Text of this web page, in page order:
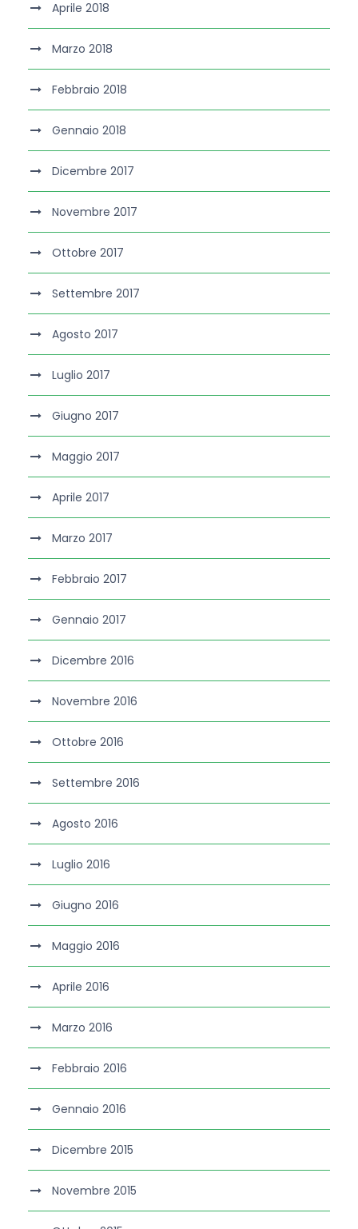
Aprile 2018
Marzo 2018
Febbraio 2018
Gennaio 2018
Dicembre 2017
Novembre 2017
Ottobre 2017
Settembre 2017
Agosto 2017
Luglio 2017
Giugno 2017
Maggio 2017
Aprile 2017
Marzo 2017
Febbraio 2017
Gennaio 2017
Dicembre 2016
Novembre 2016
Ottobre 2016
Settembre 2016
Agosto 2016
Luglio 2016
Giugno 2016
Maggio 2016
Aprile 2016
Marzo 2016
Febbraio 2016
Gennaio 2016
Dicembre 2015
Novembre 2015